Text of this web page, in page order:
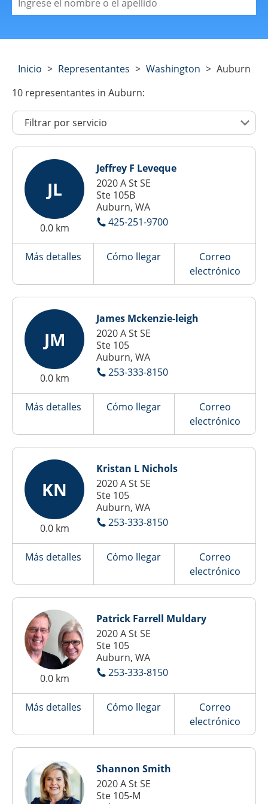
Inicio > Representantes > Washington > Auburn
10 representantes in Auburn:
JL
0.0 km
Jeffrey F Leveque
2020 A St SE
Ste 105B
Auburn, WA
425-251-9700
Más detalles Cómo llegar
Correo
electrónico
JM
0.0 km
James Mckenzie-leigh
2020 A St SE
Ste 105
Auburn, WA
253-333-8150
Más detalles Cómo llegar
Correo
electrónico
KN
0.0 km
Kristan L Nichols
2020 A St SE
Ste 105
Auburn, WA
253-333-8150
Más detalles Cómo llegar
Correo
electrónico
0.0 km
Patrick Farrell Muldary
2020 A St SE
Ste 105
Auburn, WA
253-333-8150
Más detalles Cómo llegar
Correo
electrónico
Shannon Smith
2020 A St SE
Ste 105-M